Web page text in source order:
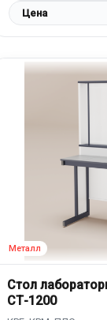
Цена
Стол
СТ-1200